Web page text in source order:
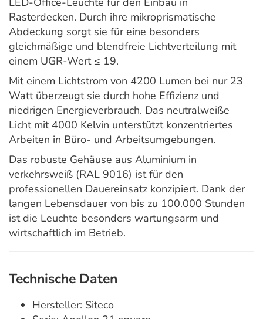
Rasterdecken. Durch ihre mikroprismatische
Abdeckung sorgt sie für eine besonders
gleichmäßige und blendfreie Lichtverteilung mit
einem UGR-Wert ≤ 19.
Mit einem Lichtstrom von 4200 Lumen bei nur 23
Watt überzeugt sie durch hohe Effizienz und
niedrigen Energieverbrauch. Das neutralweiße
Licht mit 4000 Kelvin unterstützt konzentriertes
Arbeiten in Büro- und Arbeitsumgebungen.
Das robuste Gehäuse aus Aluminium in
verkehrsweiß (RAL 9016) ist für den
professionellen Dauereinsatz konzipiert. Dank der
langen Lebensdauer von bis zu 100.000 Stunden
ist die Leuchte besonders wartungsarm und
wirtschaftlich im Betrieb.
Technische Daten
Hersteller: Siteco